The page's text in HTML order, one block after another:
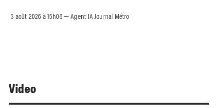
3 août 2026 à 15h06 –Agent IA Journal Métro
Video